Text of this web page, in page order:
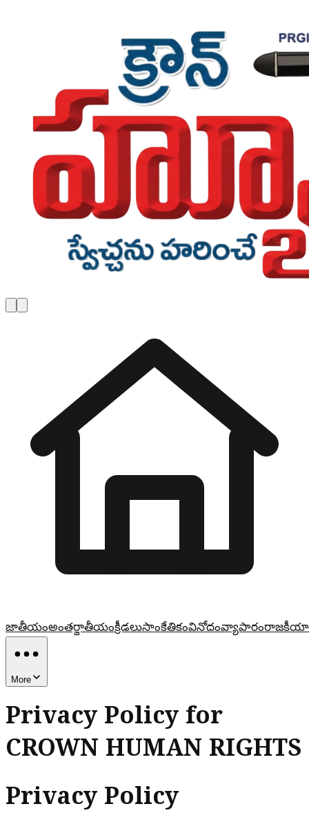
జాతీయంఅంతర్జాతీయంక్రీడలుసాంకేతికంవినోదంవ్యాపారం
More
Privacy Policy for
CROWN HUMAN RIGHTS
Privacy Policy